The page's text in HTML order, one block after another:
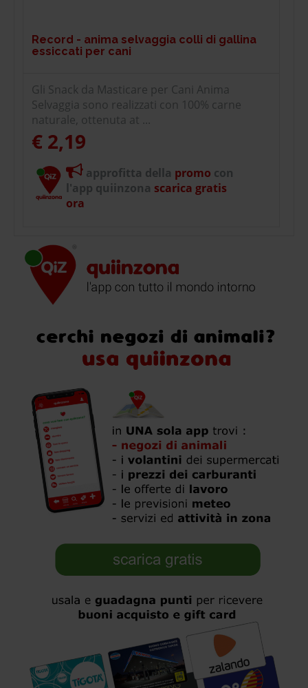
Record - anima selvaggia colli di gallina
essiccati per cani
Gli Snack da Masticare per Cani Anima
Selvaggia sono realizzati con 100% carne
naturale, ottenuta at ...
€ 2,19
approfitta della promo con
l'app quiinzona scarica gratis
ora